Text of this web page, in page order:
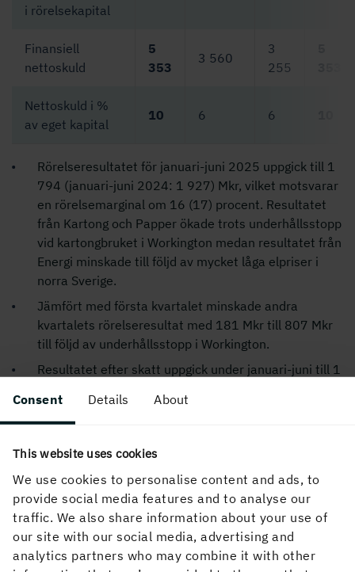
Consent Details About
This website uses cookies
We use cookies to personalise content and ads, to
provide social media features and to analyse our
traffic. We also share information about your use of
our site with our social media, advertising and
analytics partners who may combine it with other
i rörelsekapital
Finansiell
nettoskuld
5
353
3 560
3
255
Nettoskuld i %
av eget kapital
10 6 6
Rörelseresultatet för januari-juni 2025 uppgick till 1
794 (januari-juni 2024: 1 927) Mkr, vilket motsvarar
en rörelsemarginal om 16 (17) procent. Resultatet
från Kartong och Papper ökade trots underhållsstopp
vid kartongbruket i Workington medan resultatet från
Energi minskade till följd av mycket låga elpriser i
norra Sverige.
Jämfört med första kvartalet minskade andra
kvartalets rörelseresultat med 181 Mkr till 807 Mkr
till följd av underhållsstopp i Workington.
Resultatet efter skatt uppgick under januari-juni till 1
aktie om 8,6 (9,3) kronor.
motsvarande 1,3 procent av totalt antal aktier.
Under andra kvartalet utbetalades en utdelning om 1
888 Mkr.
För ytterligare information kontakta:
Henrik Sjölund, VD och koncernchef, tel 08 666 21 05
Stefan Loréhn, CFO, tel 08 666 21 22